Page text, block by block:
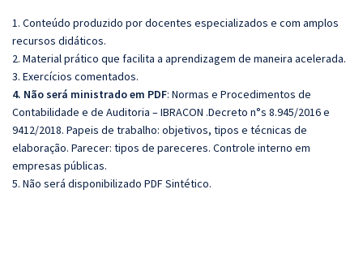
1. Conteúdo produzido por docentes especializados e com amplos
recursos didáticos.
2. Material prático que facilita a aprendizagem de maneira acelerada.
3. Exercícios comentados.
4. Não será ministrado em PDF: Normas e Procedimentos de
Contabilidade e de Auditoria – IBRACON .Decreto n°s 8.945/2016 e
9412/2018. Papeis de trabalho: objetivos, tipos e técnicas de
elaboração. Parecer: tipos de pareceres. Controle interno em
empresas públicas.
5. Não será disponibilizado PDF Sintético.